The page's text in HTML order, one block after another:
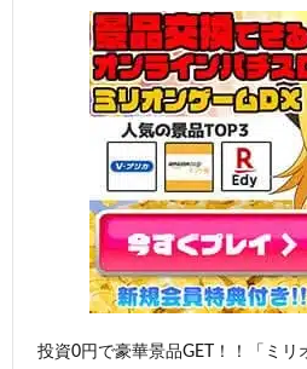
投資0円で豪華景品GET！！「ミ